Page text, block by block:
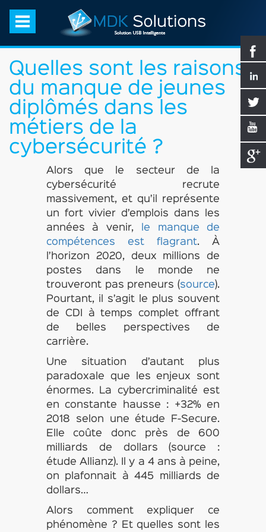
Quelles sont les raisons
du manque de jeunes
diplômés dans les
métiers de la
cybersécurité ?
Alors que le secteur de la
cybersécurité recrute
massivement, et qu’il représente
un fort vivier d’emplois dans les
années à venir,
le manque de
compétences est flagrant. À
l’horizon 2020, deux millions de
postes dans le monde ne
trouveront pas preneurs (source).
Pourtant, il s’agit le plus souvent
de CDI à temps complet offrant
de belles perspectives de
carrière.
Une situation d’autant plus
paradoxale que les enjeux sont
énormes. La cybercriminalité est
en constante hausse : +32% en
2018 selon une étude F-Secure.
Elle coûte donc près de 600
milliards de dollars (source :
étude Allianz). Il y a 4 ans à peine,
on plafonnait à 445 milliards de
dollars…
Alors comment expliquer ce
phénomène ? Et quelles sont les